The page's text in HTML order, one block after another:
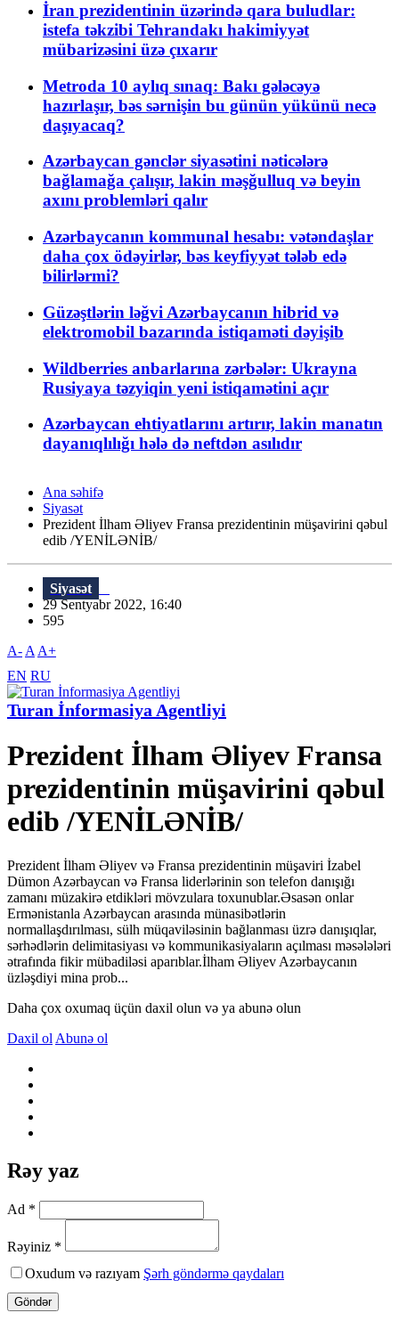
İran prezidentinin üzərində qara buludlar:
istefa təkzibi Tehrandakı hakimiyyət
mübarizəsini üzə çıxarır
Metroda 10 aylıq sınaq: Bakı gələcəyə
hazırlaşır, bəs sərnişin bu günün yükünü necə
daşıyacaq?
Azərbaycan gənclər siyasətini nəticələrə
bağlamağa çalışır, lakin məşğulluq və beyin
axını problemləri qalır
Azərbaycanın kommunal hesabı: vətəndaşlar
daha çox ödəyirlər, bəs keyfiyyət tələb edə
bilirlərmi?
Güzəştlərin ləğvi Azərbaycanın hibrid və
elektromobil bazarında istiqaməti dəyişib
Wildberries anbarlarına zərbələr: Ukrayna
Rusiyaya təzyiqin yeni istiqamətini açır
Azərbaycan ehtiyatlarını artırır, lakin manatın
dayanıqlılığı hələ də neftdən asılıdır
Ana səhifə
Siyasət
Prezident İlham Əliyev Fransa prezidentinin müşavirini qəbul
edib /YENİLƏNİB/
Siyasət
29 Sentyabr 2022, 16:40
595
A- A A+
EN RU
Turan İnformasiya Agentliyi
Prezident İlham Əliyev Fransa
prezidentinin müşavirini qəbul
edib /YENİLƏNİB/
Prezident İlham Əliyev və Fransa prezidentinin müşaviri İzabel
Dümon Azərbaycan və Fransa liderlərinin son telefon danışığı
zamanı müzakirə etdikləri mövzulara toxunublar.Əsasən onlar
Ermənistanla Azərbaycan arasında münasibətlərin
normallaşdırılması, sülh müqaviləsinin bağlanması üzrə danışıqlar,
sərhədlərin delimitasiyası və kommunikasiyaların açılması məsələləri
ətrafında fikir mübadiləsi aparıblar.İlham Əliyev Azərbaycanın
üzləşdiyi mina prob...
Daha çox oxumaq üçün daxil olun və ya abunə olun
Daxil ol Abunə ol
Rəy yaz
Ad *
Rəyiniz *
Oxudum və razıyam Şərh göndərmə qaydaları
Göndər